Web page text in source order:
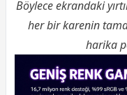
Böylece ekrandaki
her bir karenin
harika